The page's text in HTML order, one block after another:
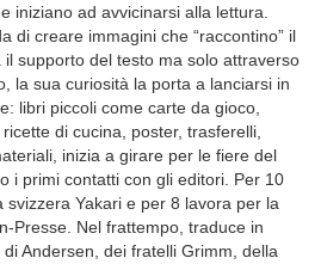
iniziano ad avvicinarsi alla lettura.
di creare immagini che “raccontino” il
supporto del testo ma solo attraverso
la sua curiosità la porta a lanciarsi in
libri piccoli come carte da gioco,
di cucina, poster, trasferelli,
inizia a girare per le fiere del
i primi contatti con gli editori. Per 10
svizzera Yakari e per 8 lavora per la
Presse. Nel frattempo, traduce in
Andersen, dei fratelli Grimm, della